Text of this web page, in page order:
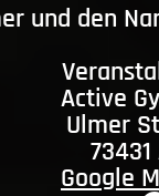
und den
Active
Ulmer
Google